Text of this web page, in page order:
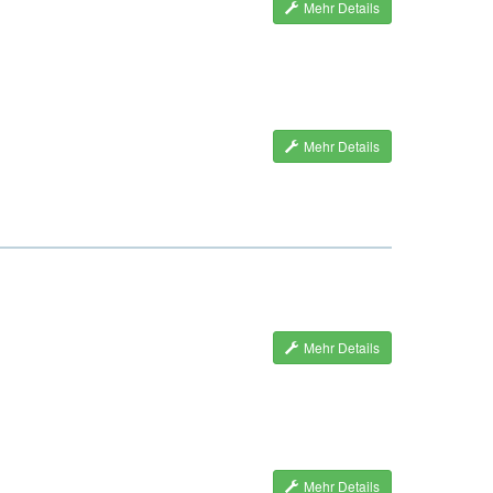
Mehr Details
Mehr Details
Mehr Details
Mehr Details